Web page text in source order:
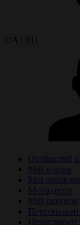
UA |
RU
Особистий
Мій кошик
Мої
Мої адреси
Мій рахунок
Персональні
Переглянуті